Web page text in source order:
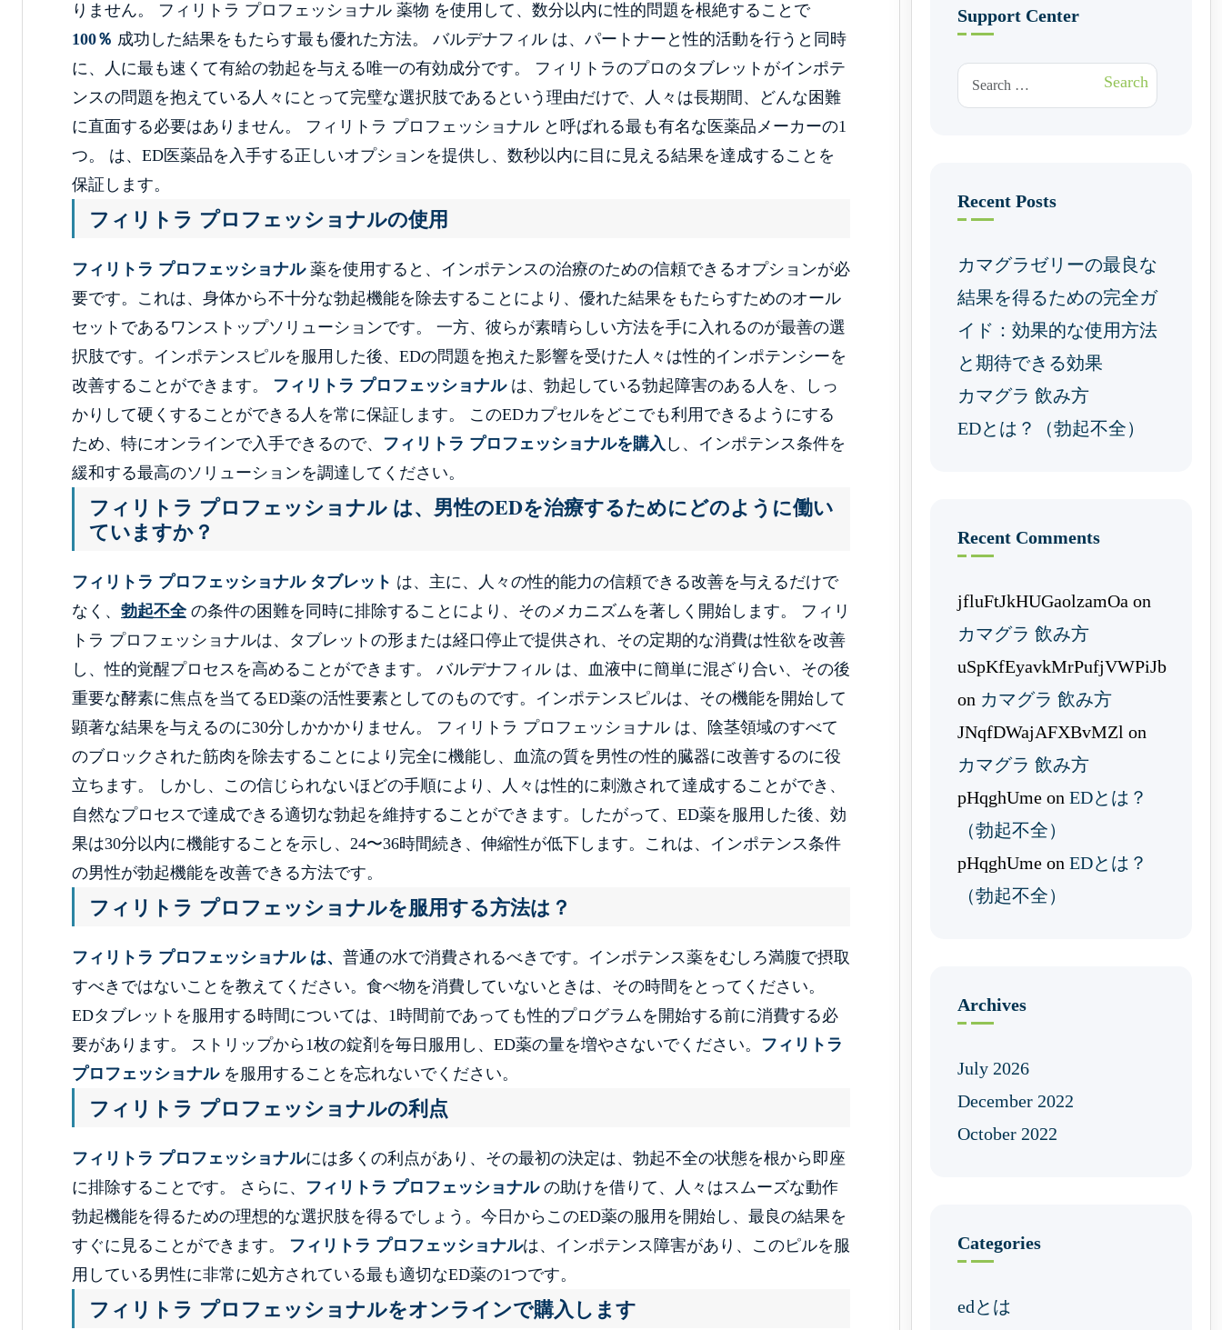
りません。 フィリトラ プロフェッショナル 薬物 を使用して、数分以内に性的問題を根絶することで
100％ 成功した結果をもたらす最も優れた方法。 バルデナフィル は、パートナーと性的活動を行うと同時
に、人に最も速くて有給の勃起を与える唯一の有効成分です。 フィリトラのプロのタブレットがインポテ
ンスの問題を抱えている人々にとって完璧な選択肢であるという理由だけで、人々は長期間、どんな困難
に直面する必要はありません。 フィリトラ プロフェッショナル と呼ばれる最も有名な医薬品メーカーの1
つ。 は、ED医薬品を入手する正しいオプションを提供し、数秒以内に目に見える結果を達成することを
保証します。
フィリトラ プロフェッショナルの使用
フィリトラ プロフェッショナル薬を使用すると、インポテンスの治療のための信頼できるオプションが必
要です。これは、身体から不十分な勃起機能を除去することにより、優れた結果をもたらすためのオール
セットであるワンストップソリューションです。 一方、彼らが素晴らしい方法を手に入れるのが最善の選
択肢です。インポテンスピルを服用した後、EDの問題を抱えた影響を受けた人々は性的インポテンシーを
改善することができます。 フィリトラ プロフェッショナルは、勃起している勃起障害のある人を、しっ
かりして硬くすることができる人を常に保証します。 このEDカプセルをどこでも利用できるようにする
ため、特にオンラインで入手できるので、 フィリトラ プロフェッショナルを購入 し、インポテンス条件を
緩和する最高のソリューションを調達してください。
フィリトラ プロフェッショナル は、男性のEDを治療するためにどのように働い
ていますか？
フィリトラ プロフェッショナル タブレット は、主に、人々の性的能力の信頼できる改善を与えるだけで
なく、 勃起不全の条件の困難を同時に排除することにより、そのメカニズムを著しく開始します。 フィリ
トラ プロフェッショナルは、タブレットの形または経口停止で提供され、その定期的な消費は性欲を改善
し、性的覚醒プロセスを高めることができます。 バルデナフィル は、血液中に簡単に混ざり合い、その後
重要な酵素に焦点を当てるED薬の活性要素としてのものです。インポテンスピルは、その機能を開始して
顕著な結果を与えるのに30分しかかかりません。 フィリトラ プロフェッショナル は、陰茎領域のすべて
のブロックされた筋肉を除去することにより完全に機能し、血流の質を男性の性的臓器に改善するのに役
立ちます。 しかし、この信じられないほどの手順により、人々は性的に刺激されて達成することができ、
自然なプロセスで達成できる適切な勃起を維持することができます。したがって、ED薬を服用した後、効
果は30分以内に機能することを示し、24〜36時間続き、伸縮性が低下します。これは、インポテンス条件
の男性が勃起機能を改善できる方法です。
フィリトラ プロフェッショナルを服用する方法は？
フィリトラ プロフェッショナル は、 普通の水で消費されるべきです。インポテンス薬をむしろ満腹で摂取
すべきではないことを教えてください。食べ物を消費していないときは、その時間をとってください。
EDタブレットを服用する時間については、1時間前であっても性的プログラムを開始する前に消費する必
要があります。 ストリップから1枚の錠剤を毎日服用し、ED薬の量を増やさないでください。 フィリトラ
プロフェッショナルを服用することを忘れないでください。
フィリトラ プロフェッショナルの利点
フィリトラ プロフェッショナルには多くの利点があり、その最初の決定は、勃起不全の状態を根から即座
に排除することです。 さらに、 フィリトラ プロフェッショナルの助けを借りて、人々はスムーズな動作
勃起機能を得るための理想的な選択肢を得るでしょう。今日からこのED薬の服用を開始し、最良の結果を
すぐに見ることができます。 フィリトラ プロフェッショナルは、インポテンス障害があり、このピルを服
用している男性に非常に処方されている最も適切なED薬の1つです。
フィリトラ プロフェッショナルをオンラインで購入します
Support Center
Search for: Search
Recent Posts
カマグラゼリーの最良な
結果を得るための完全ガ
イド：効果的な使用方法
と期待できる効果
カマグラ 飲み方
EDとは？（勃起不全）
Recent Comments
jfluFtJkHUGaolzamOa on
カマグラ 飲み方
uSpKfEyavkMrPufjVWPiJb
on カマグラ 飲み方
JNqfDWajAFXBvMZl on
カマグラ 飲み方
pHqghUme on EDとは？
（勃起不全）
pHqghUme on EDとは？
（勃起不全）
Archives
July 2026
December 2022
October 2022
Categories
edとは